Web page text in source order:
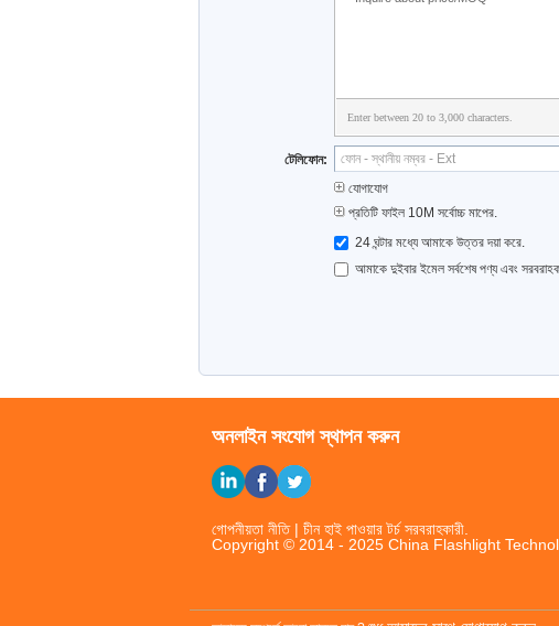
Enter between 20 to 3,000 characters.
টেলিফোন:
যোগাযোগ
প্রতিটি ফাইল 10M সর্বোচ্চ মাপের.
24 ঘন্টার মধ্যে আমাকে উত্তর দয়া করে.
আমাকে দুইবার ইমেল সর্বশেষ পণ্য এবং
অনলাইন সংযোগ স্থাপন করুন
গোপনীয়তা নীতি| চীন হাই পাওয়ার টর্চসরবরাহকারী.
Copyright © 2014 - 2025 China Flashlight